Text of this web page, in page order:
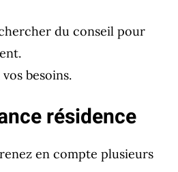
du conseil pour
besoins.
résidence
en compte plusieurs